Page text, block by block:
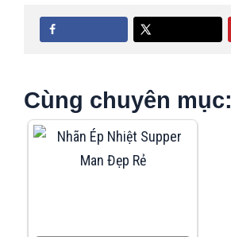
Cùng chuyên mục: